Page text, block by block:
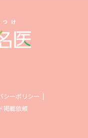
シーポリシー
掲載依頼